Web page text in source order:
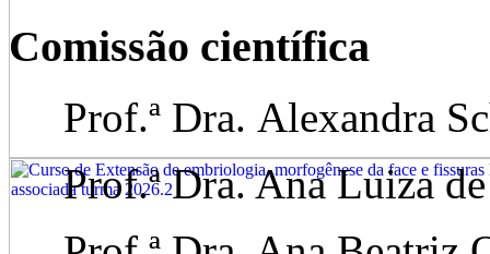
Comissão científica
Prof.ª Dra. Alexandra
Prof.ª Dra. Ana Luiza de